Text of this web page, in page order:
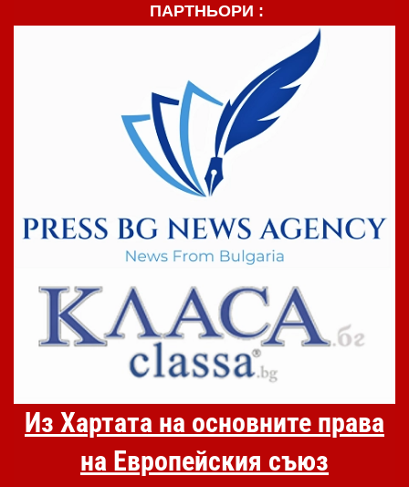
ПАРТНЬОРИ :
Из Хартата на основните права
на Европейския съюз